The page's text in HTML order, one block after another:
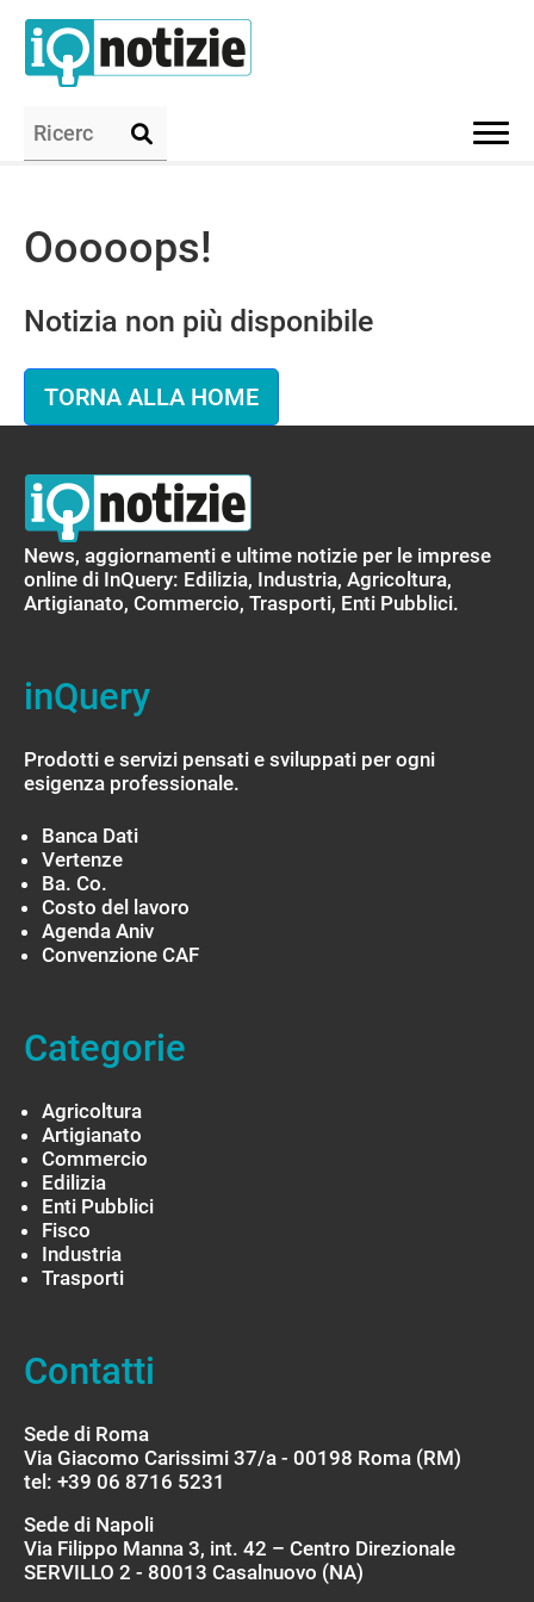
Ooooops!
Notizia non più disponibile
TORNA ALLA HOME
IQ Notizie
News, aggiornamenti e ultime notizie per le imprese
online di InQuery: Edilizia, Industria, Agricoltura,
Artigianato, Commercio, Trasporti, Enti Pubblici.
inQuery
Prodotti e servizi pensati e sviluppati per ogni
esigenza professionale.
Banca Dati
Vertenze
Ba. Co.
Costo del lavoro
Agenda Aniv
Convenzione CAF
Categorie
Agricoltura
Artigianato
Commercio
Edilizia
Enti Pubblici
Fisco
Industria
Trasporti
Contatti
Sede di Roma
Via Giacomo Carissimi 37/a - 00198 Roma (RM)
tel: +39 06 8716 5231
Sede di Napoli
Via Filippo Manna 3, int. 42 – Centro Direzionale
SERVILLO 2 - 80013 Casalnuovo (NA)